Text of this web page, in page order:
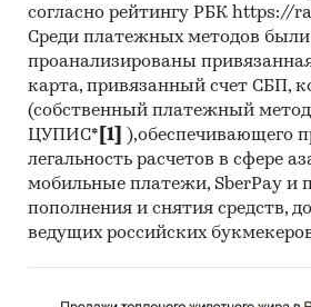
согласно рейтингу РБК https://
Среди платежных методов были
проанализированы
карта, привязанный счет СБП,
(собственный платежный
ЦУПИС* [1]
),обеспечивающего
легальность расчетов в сфере
мобильные платежи, SberPay и
пополнения и снятия средств,
ведущих российских